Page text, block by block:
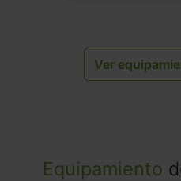
Ver
Equipamiento